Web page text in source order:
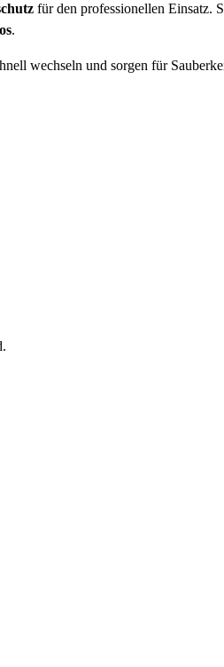
für den professionellen Einsatz.
.
wechseln und sorgen für